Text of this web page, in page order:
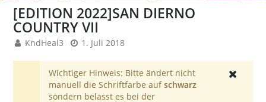
[EDITION 2022]SAN DIERNO
COUNTRY VII
KndHeal3 1. Juli 2018
Wichtiger Hinweis: Bitte ändert nicht
manuell die Schriftfarbe aufschwarz
sondern belasst es bei der